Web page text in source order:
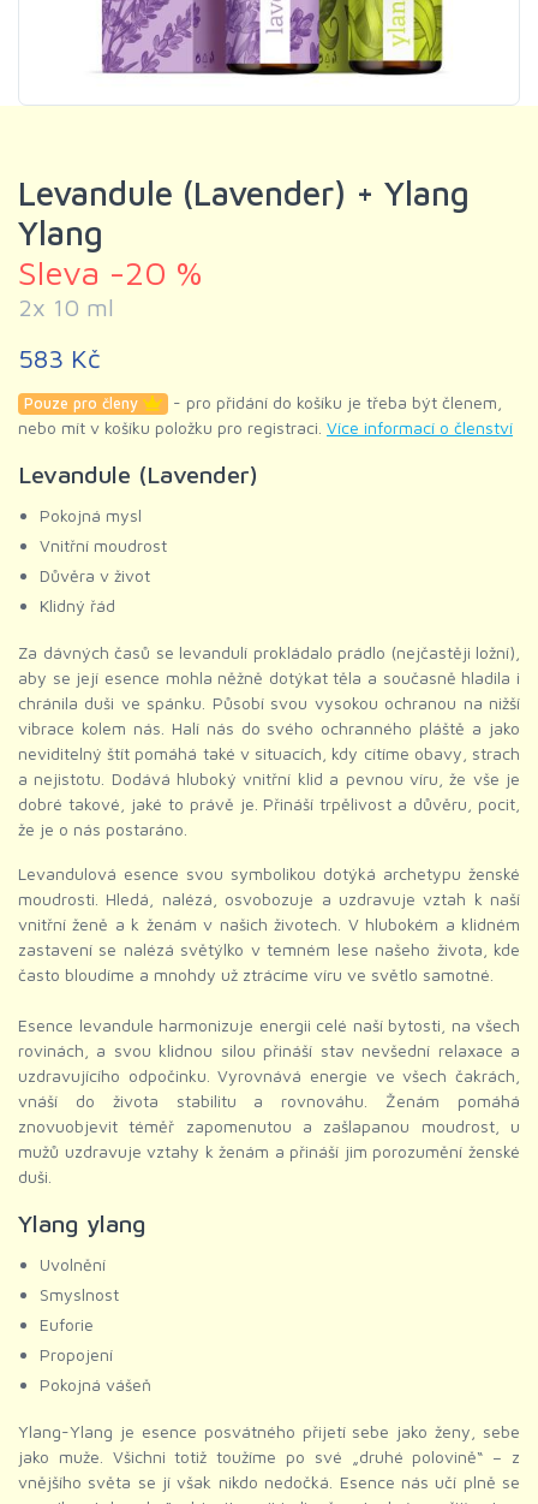
Levandule (Lavender) + Ylang
Ylang
Sleva -20 %
2x 10 ml
583 Kč
Pouze pro členy
- pro přidání do košíku je třeba být členem,
nebo mít v košíku položku pro registraci. Více informací o členství
Levandule (Lavender)
Pokojná mysl
Vnitřní moudrost
Důvěra v život
Klidný řád
Za dávných časů se levandulí prokládalo prádlo (nejčastěji ložní),
aby se její esence mohla něžně dotýkat těla a současně hladila i
chránila duši ve spánku. Působí svou vysokou ochranou na nižší
vibrace kolem nás. Halí nás do svého ochranného pláště a jako
neviditelný štít pomáhá také v situacích, kdy cítíme obavy, strach
a nejistotu. Dodává hluboký vnitřní klid a pevnou víru, že vše je
dobré takové, jaké to právě je. Přináší trpělivost a důvěru, pocit,
že je o nás postaráno.
Levandulová esence svou symbolikou dotýká archetypu ženské
moudrosti. Hledá, nalézá, osvobozuje a uzdravuje vztah k naší
vnitřní ženě a k ženám v našich životech. V hlubokém a klidném
zastavení se nalézá světýlko v temném lese našeho života, kde
často bloudíme a mnohdy už ztrácíme víru ve světlo samotné.
Esence levandule harmonizuje energii celé naší bytosti, na všech
rovinách, a svou klidnou silou přináší stav nevšední relaxace a
uzdravujícího odpočinku. Vyrovnává energie ve všech čakrách,
vnáší do života stabilitu a rovnováhu. Ženám pomáhá
znovuobjevit téměř zapomenutou a zašlapanou moudrost, u
mužů uzdravuje vztahy k ženám a přináší jim porozumění ženské
duši.
Ylang ylang
Uvolnění
Smyslnost
Euforie
Propojení
Pokojná vášeň
Ylang-Ylang je esence posvátného přijetí sebe jako ženy, sebe
jako muže. Všichni totiž toužíme po své „druhé polovině“ – z
vnějšího světa se jí však nikdo nedočká. Esence nás učí plně se